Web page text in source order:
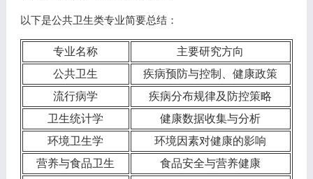
以下是公共卫生类专业简要总结：
专业名称
主要研究方向
公共卫生
疾病预防与控制、健康政策
流行病学
疾病分布规律及防控策略
卫生统计学
健康数据收集与分析
环境卫生学
环境因素对健康的影响
营养与食品卫生
食品安全与营养健康